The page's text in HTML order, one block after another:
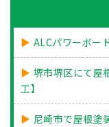
ALCパワーボー
堺市堺区にて屋
工】
尼崎市で屋根塗